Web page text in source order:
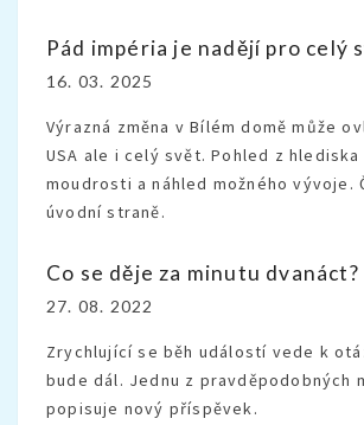
Pád impéria je nadějí pro celý
16. 03. 2025
Výrazná změna v Bílém domě může
USA ale i celý svět. Pohled z hlediska
moudrosti a náhled možného vývoje.
úvodní straně.
Co se děje za minutu dvanáct?
27. 08. 2022
Zrychlující se běh událostí vede k
bude dál. Jednu z pravděpodobných
popisuje nový příspěvek.